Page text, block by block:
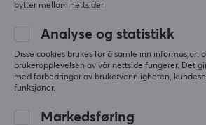
Vis originalen
Genesis Carbon 500 Ultra Blaze Musematte
8 likes
Level 14
Sleepy Gladiator
bytter mellom nettsider.
Analyse og statistikk
Disse cookies brukes for å samle inn informasjon
brukeropplevelsen av vår nettside fungerer. Det
med forbedringer av brukervennligheten,
funksjoner.
Markedsføring